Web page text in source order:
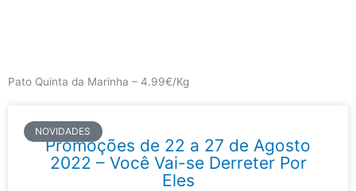
Pato Quinta da Marinha – 4.99€/Kg
NOVIDADES
Promoções de 22 a 27 de Agosto
2022 – Você Vai-se Derreter Por
Eles